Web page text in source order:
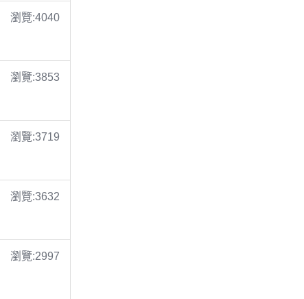
瀏覽:4040
瀏覽:3853
瀏覽:3719
瀏覽:3632
瀏覽:2997